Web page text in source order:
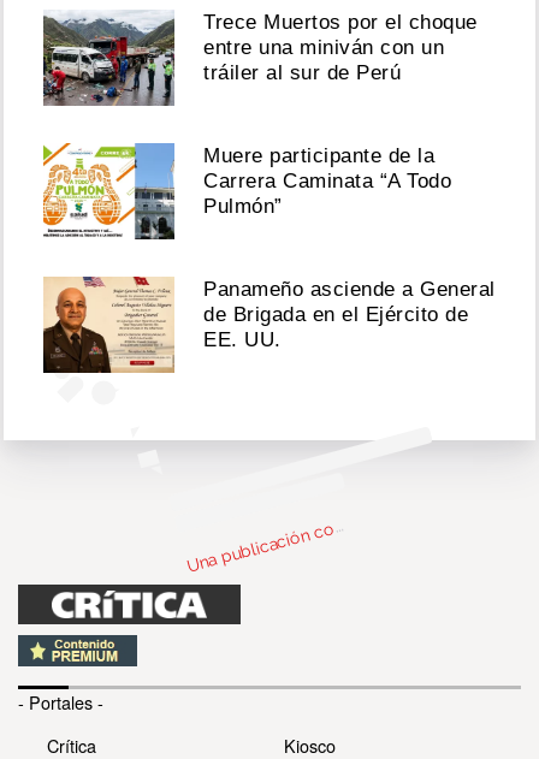
Agosto
08,
2026
View
post
on
Instagram
U
na
p
u
bli
ca
ci
ó
n
c
om
parti
da
d
e (
@s
e
c
h
m
usi
c)
Trece Muertos por el choque
entre una miniván con un
tráiler al sur de Perú
Muere participante de la
Carrera Caminata “A Todo
Pulmón”
Panameño asciende a General
de Brigada en el Ejército de
EE. UU.
- Portales -
Crítica
Kiosco